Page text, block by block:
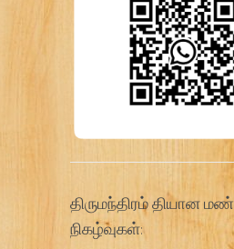
திருமந்திரம் தியான
நிகழ்வுகள்: